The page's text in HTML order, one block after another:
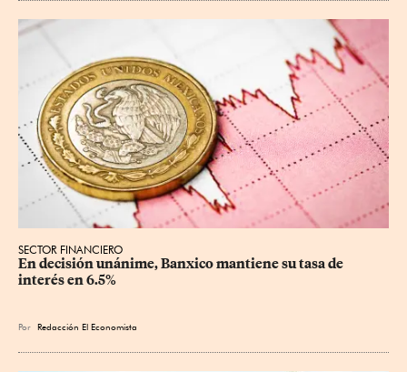
SECTOR FINANCIERO
En decisión unánime, Banxico mantiene su tasa de
interés en 6.5%
Por Redacción El Economista